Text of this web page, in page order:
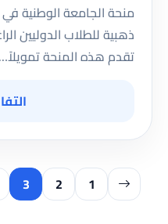
منحة الجامعة الوطنية
ذهبية للطلاب الدوليين
تقدم هذه المنحة تمويلاً…
1
2
3